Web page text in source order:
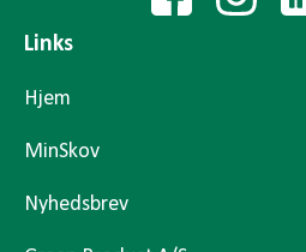
Links
Hjem
MinSkov
Nyhedsbrev